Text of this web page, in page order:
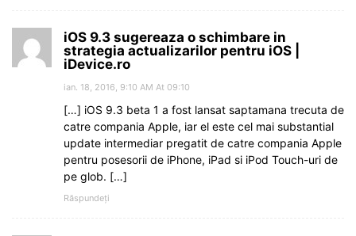
iOS 9.3 sugereaza o schimbare in
strategia actualizarilor pentru iOS |
iDevice.ro
ian. 18, 2016, 9:10 AM At 09:10
[…] iOS 9.3 beta 1 a fost lansat saptamana trecuta de
catre compania Apple, iar el este cel mai substantial
update intermediar pregatit de catre compania Apple
pentru posesorii de iPhone, iPad si iPod Touch-uri de
pe glob. […]
Răspundeți